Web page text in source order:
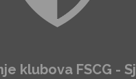
klubova FSCG -